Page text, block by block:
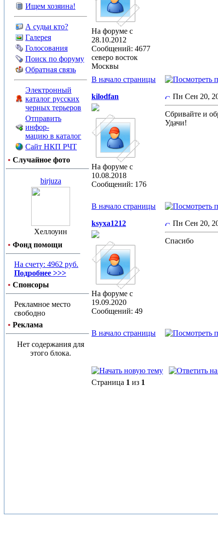
Ищем хозяина!
А судьи кто?
Галерея
Голосования
Поиск по форуму
Обратная связь
Электронный
каталог русских
черных терьеров
Отправить
инфор-
мацию в каталог
Сайт НКП РЧТ
• Случайное фото
birjuza
Хеллоуин
• Фонд помощи
На счету: 4962 руб.
Подробнее >>>
• Спонсоры
Рекламное место
свободно
• Реклама
Нет содержания для
этого блока.
На форуме с
28.10.2012
Сообщений: 4677
северо восток
Москвы
В начало страницы
kilodfan
На форуме с
10.08.2018
Сообщений: 176
Пн Сен 20,
Сбривайте и
Удачи!
В начало страницы
ksyxa1212
На форуме с
19.09.2020
Сообщений: 49
Пн Сен 20,
Спасибо
В начало страницы
Страница 1 из 1